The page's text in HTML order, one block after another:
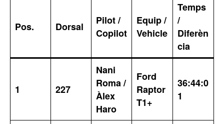
Pos. Dorsal
Pilot /
Copilot
Equip /
Vehicle
Temps
/
Diferèn
cia
1 227
Nani
Roma /
Àlex
Haro
Ford
Raptor
T1+
36:44:0
1